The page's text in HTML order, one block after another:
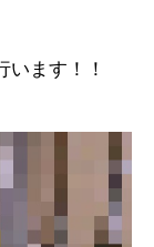
ます！！